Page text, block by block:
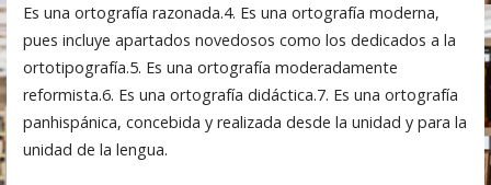
Es una ortografía razonada.4. Es una ortografía moderna,
pues incluye apartados novedosos como los dedicados a la
ortotipografía.5. Es una ortografía moderadamente
reformista.6. Es una ortografía didáctica.7. Es una ortografía
panhispánica, concebida y realizada desde la unidad y para la
unidad de la lengua.